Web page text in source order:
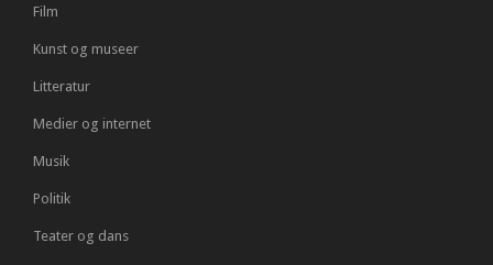
Film
Kunst og museer
Litteratur
Medier og internet
Musik
Politik
Teater og dans